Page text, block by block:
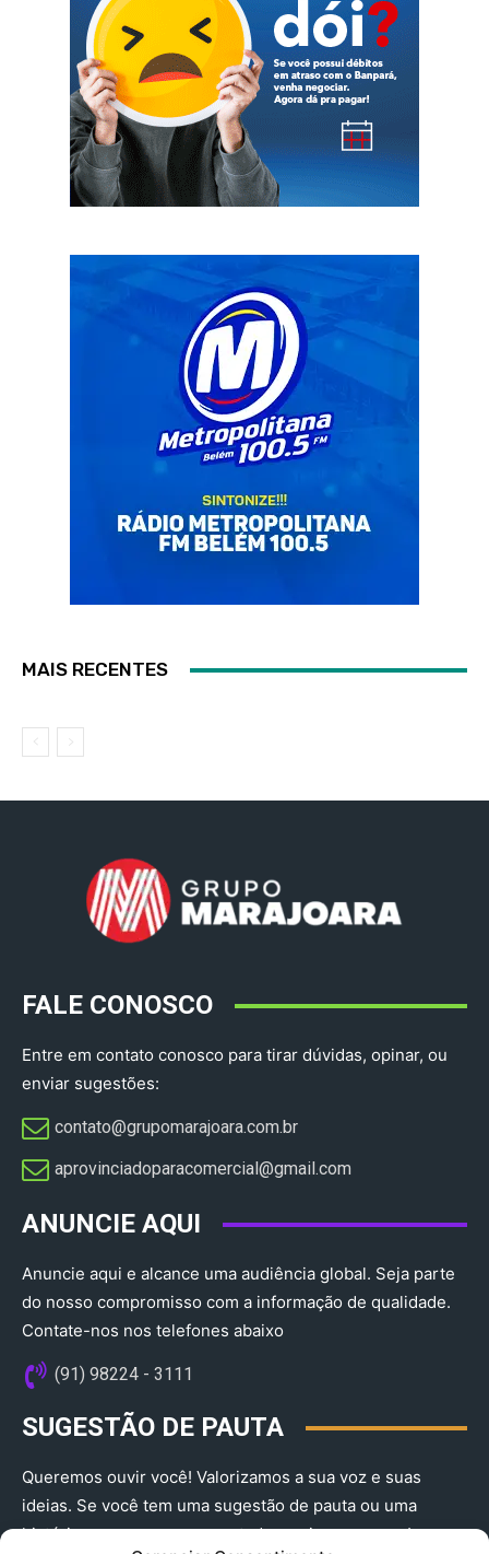
MAIS RECENTES
FALE CONOSCO
Entre em contato conosco para tirar dúvidas, opinar, ou
enviar sugestões:
contato@grupomarajoara.com.br
aprovinciadoparacomercial@gmail.com​
ANUNCIE AQUI
Anuncie aqui e alcance uma audiência global. Seja parte
do nosso compromisso com a informação de qualidade.
Contate-nos nos telefones abaixo
(91) 98224 - 3111
SUGESTÃO DE PAUTA
Queremos ouvir você! Valorizamos a sua voz e suas
ideias. Se você tem uma sugestão de pauta ou uma
história que merece ser contada, envie-nos agora!